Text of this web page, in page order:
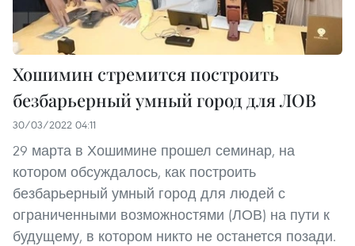
Хошимин стремится построить
безбарьерный умный город для ЛОВ
30/03/2022 04:11
29 марта в Хошимине прошел семинар, на
котором обсуждалось, как построить
безбарьерный умный город для людей с
ограниченными возможностями (ЛОВ) на пути к
будущему, в котором никто не останется позади.